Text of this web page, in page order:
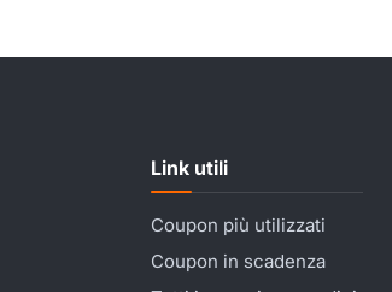
Link utili
Coupon più utilizzati
Coupon in scadenza